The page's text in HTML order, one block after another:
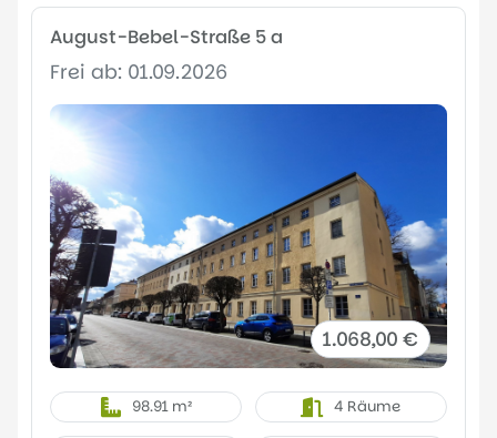
August-Bebel-Straße 5 a
Frei ab: 01.09.2026
1.068,00 €
98.91 m² 4 Räume